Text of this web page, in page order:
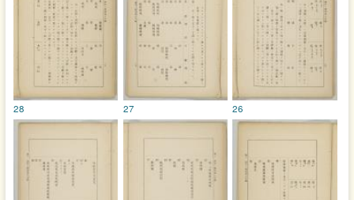
26
27
28